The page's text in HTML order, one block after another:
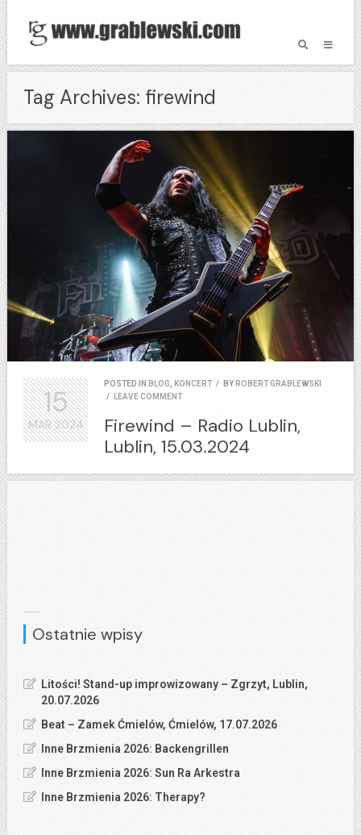
Tag Archives: firewind
POSTED IN BLOG KONCERT / BY ROBERT GRABLEWSKI
/
LEAVE COMMENT
Firewind – Radio Lublin,
Lublin, 15.03.2024
15
MAR2024
Ostatnie wpisy
Litości! Stand-up improwizowany – Zgrzyt, Lublin,
20.07.2026
Beat – Zamek Ćmielów, Ćmielów, 17.07.2026
Inne Brzmienia 2026: Backengrillen
Inne Brzmienia 2026: Sun Ra Arkestra
Inne Brzmienia 2026: Therapy?